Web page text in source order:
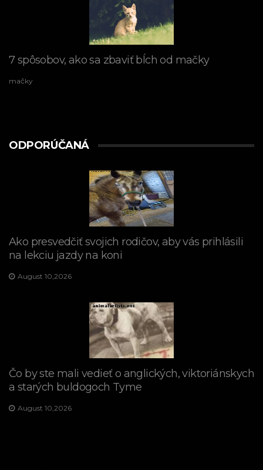
7 spôsobov, ako sa zbaviť bĺch od mačky
mačky
ODPORÚČANÁ
Ako presvedčiť svojich rodičov, aby vás prihlásili
na lekciu jazdy na koni
August 10,2026
Čo by ste mali vedieť o anglických, viktoriánskych
a starých buldogoch Tyme
August 10,2026